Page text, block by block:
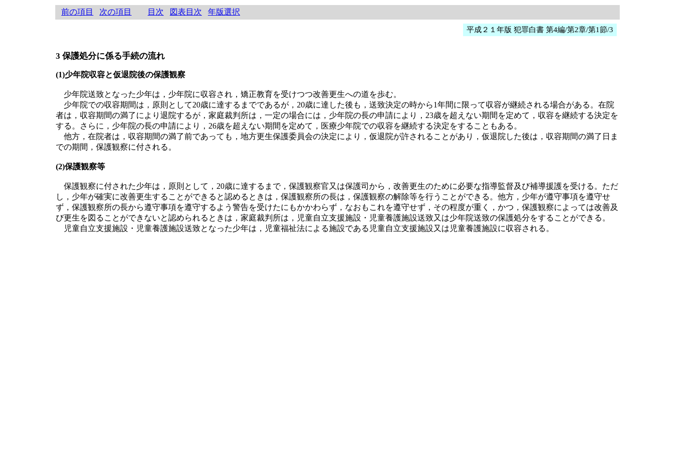
前の項目 次の項目 目次 図表目次 年版選択
平成２１年版 犯罪白書 第4編/第2章/第1節/3
3 保護処分に係る手続の流れ
(1)少年院収容と仮退院後の保護観察
少年院送致となった少年は，少年院に収容され，矯正教育を受けつつ改善更生への道を歩む。
少年院での収容期間は，原則として20歳に達するまでであるが，20歳に達した後も，送致決定の時から1年間に限って収容が継続される場合がある。在院
者は，収容期間の満了により退院するが，家庭裁判所は，一定の場合には，少年院の長の申請により，23歳を超えない期間を定めて，収容を継続する決定を
する。さらに，少年院の長の申請により，26歳を超えない期間を定めて，医療少年院での収容を継続する決定をすることもある。
他方，在院者は，収容期間の満了前であっても，地方更生保護委員会の決定により，仮退院が許されることがあり，仮退院した後は，収容期間の満了日ま
での期間，保護観察に付される。
(2)保護観察等
保護観察に付された少年は，原則として，20歳に達するまで，保護観察官又は保護司から，改善更生のために必要な指導監督及び補導援護を受ける。ただ
し，少年が確実に改善更生することができると認めるときは，保護観察所の長は，保護観察の解除等を行うことができる。他方，少年が遵守事項を遵守せ
ず，保護観察所の長から遵守事項を遵守するよう警告を受けたにもかかわらず，なおもこれを遵守せず，その程度が重く，かつ，保護観察によっては改善及
び更生を図ることができないと認められるときは，家庭裁判所は，児童自立支援施設・児童養護施設送致又は少年院送致の保護処分をすることができる。
児童自立支援施設・児童養護施設送致となった少年は，児童福祉法による施設である児童自立支援施設又は児童養護施設に収容される。